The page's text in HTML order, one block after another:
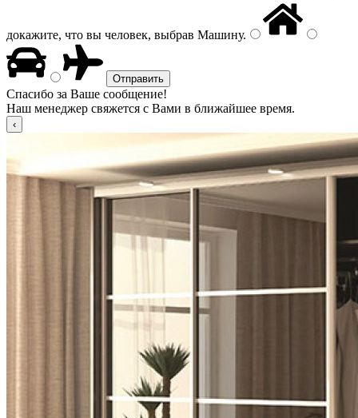
докажите, что вы человек, выбрав Машину.
Спасибо за Ваше сообщение!
Наш менеджер свяжется с Вами в ближайшее время.